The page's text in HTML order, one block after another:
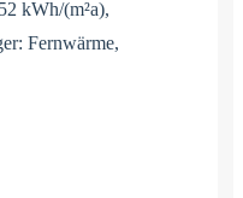
kWh/(m²a),
Fernwärme,